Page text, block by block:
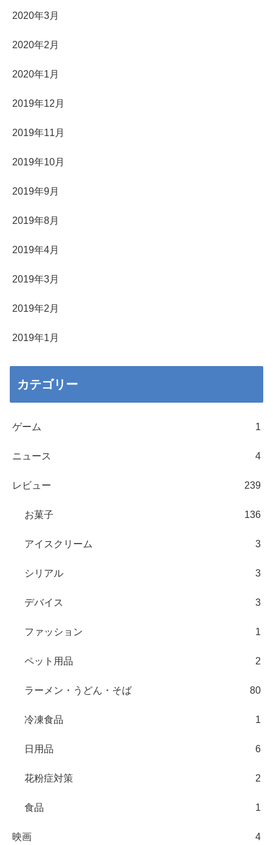
2020年3月
2020年2月
2020年1月
2019年12月
2019年11月
2019年10月
2019年9月
2019年8月
2019年4月
2019年3月
2019年2月
2019年1月
カテゴリー
ゲーム 1
ニュース 4
レビュー 239
お菓子 136
アイスクリーム 3
シリアル 3
デバイス 3
ファッション 1
ペット用品 2
ラーメン・うどん・そば 80
冷凍食品 1
日用品 6
花粉症対策 2
食品 1
映画 4